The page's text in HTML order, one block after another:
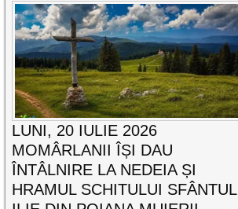
LUNI, 20 IULIE 2026
MOMÂRLANII ÎȘI DAU
ÎNTÂLNIRE LA NEDEIA ȘI
HRAMUL SCHITULUI SFÂNTUL